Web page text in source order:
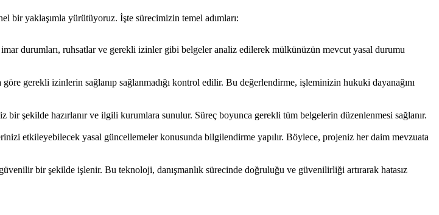
bir yaklaşımla yürütüyoruz. İşte sürecimizin temel adımları:
durumları, ruhsatlar ve gerekli izinler gibi belgeler analiz edilerek mülkünüzün mevcut yasal durumu
gerekli izinlerin sağlanıp sağlanmadığı kontrol edilir. Bu değerlendirme, işleminizin hukuki dayanağını
şekilde hazırlanır ve ilgili kurumlara sunulur. Süreç boyunca gerekli tüm belgelerin düzenlenmesi sağlanır.
etkileyebilecek yasal güncellemeler konusunda bilgilendirme yapılır. Böylece, projeniz her daim mevzuata
bir şekilde işlenir. Bu teknoloji, danışmanlık sürecinde doğruluğu ve güvenilirliği artırarak hatasız